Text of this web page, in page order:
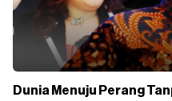
Dunia Menuju Perang